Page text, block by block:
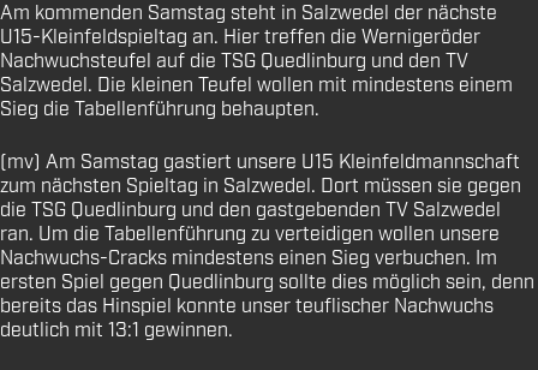
Am kommenden Samstag steht in Salzwedel der nächste
U15-Kleinfeldspieltag an. Hier treffen die Wernigeröder
Nachwuchsteufel auf die TSG Quedlinburg und den TV
Salzwedel. Die kleinen Teufel wollen mit mindestens einem
Sieg die Tabellenführung behaupten.
(mv) Am Samstag gastiert unsere U15 Kleinfeldmannschaft
zum nächsten Spieltag in Salzwedel. Dort müssen sie gegen
die TSG Quedlinburg und den gastgebenden TV Salzwedel
ran. Um die Tabellenführung zu verteidigen wollen unsere
Nachwuchs-Cracks mindestens einen Sieg verbuchen. Im
ersten Spiel gegen Quedlinburg sollte dies möglich sein, denn
bereits das Hinspiel konnte unser teuflischer Nachwuchs
deutlich mit 13:1 gewinnen.